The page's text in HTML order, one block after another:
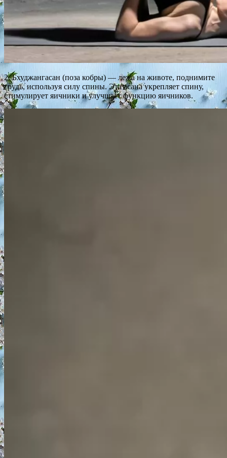
2. Бхуджангасан (поза кобры) — лежа на животе, поднимите
грудь, используя силу спины. Эта асана укрепляет спину,
стимулирует яичники и улучшает функцию яичников.